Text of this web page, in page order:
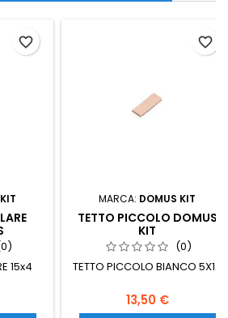
15x4
favorite_border
MARCA: DOMUS KIT
TETTO PICCOLO DOMUS
KIT
(0)
TETTO PICCOLO BIANCO 5X12
13,50 €
favorite_border